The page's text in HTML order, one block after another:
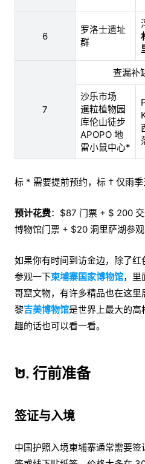
6
罗洛士遗址
群
7
查漏补
沙乐市场
暹粒植物园
库伦山徒步
APOPO 地
雷小鼠中心*
标 * 需要提前预约，标 † 仅雨
预计花费：$87 门票 + $ 200
博物馆门票 + $20 洞里萨湖参
如果你有时间到访金边，除了
参观一下柬埔寨国家博物馆，里
哥窟文物，有许多精品也在这
黎吉美博物馆是世界上最大的高
趣的话也可以看一看。
២. 行前准备
签证与入境
中国护照入境柬埔寨通常需要签